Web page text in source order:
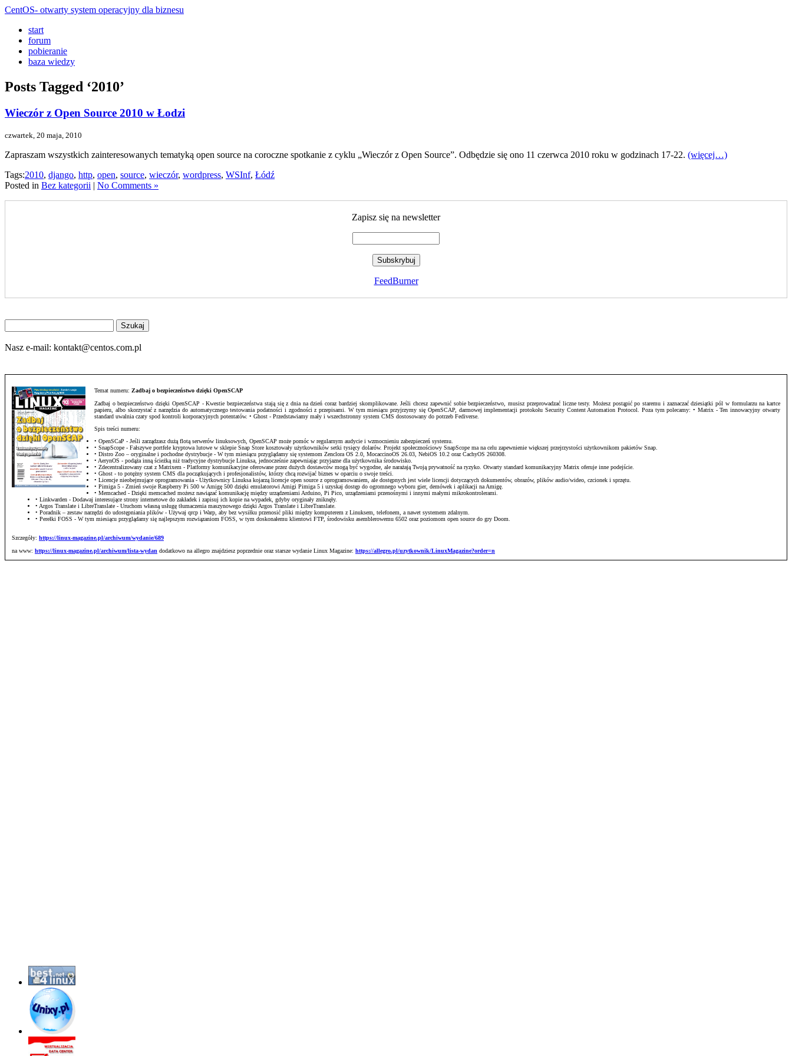
CentOS- otwarty system operacyjny dla biznesu
start
forum
pobieranie
baza wiedzy
Posts Tagged ‘2010’
Wieczór z Open Source 2010 w Łodzi
czwartek, 20 maja, 2010
Zapraszam wszystkich zainteresowanych tematyką open source na coroczne spotkanie z cyklu „Wieczór z Open Source”. Odbędzie się ono 11 czerwca 2010 roku w godzinach 17-22. (więcej…)
Tags:2010, django, http, open, source, wieczór, wordpress, WSInf, Łódź
Posted in Bez kategorii | No Comments »
Zapisz się na newsletter
FeedBurner
na
stronie
Nasz e-mail: kontakt@centos.com.pl
Temat numeru: Zadbaj o bezpieczeństwo dzięki OpenSCAP
Zadbaj o bezpieczeństwo dzięki OpenSCAP - Kwestie bezpieczeństwa stają się z dnia na dzień coraz bardziej skomplikowane. Jeśli chcesz zapewnić sobie bezpieczeństwo, musisz przeprowadzać liczne testy. Możesz postąpić po staremu i zaznaczać dziesiątki pól w formularzu na kartce
papieru, albo skorzystać z narzędzia do automatycznego testowania podatności i zgodności z przepisami. W tym miesiącu przyjrzymy się OpenSCAP, darmowej implementacji protokołu Security Content Automation Protocol. Poza tym polecamy: • Matrix - Ten innowacyjny otwarty
standard uwalnia czaty spod kontroli korporacyjnych potentatów. • Ghost - Przedstawiamy mały i wszechstronny system CMS dostosowany do potrzeb Fediverse.
Spis treści numeru:
• OpenSCaP - Jeśli zarządzasz dużą flotą serwerów linuksowych, OpenSCAP może pomóc w regularnym audycie i wzmocnieniu zabezpieczeń systemu.
• SnapScope - Fałszywe portfele kryptowa lutowe w sklepie Snap Store kosztowały użytkowników setki tysięcy dolarów. Projekt społecznościowy SnapScope ma na celu zapewnienie większej przejrzystości użytkownikom pakietów Snap.
• Distro Zoo – oryginalne i pochodne dystrybucje - W tym miesiącu przyglądamy się systemom Zenclora OS 2.0, MocaccinoOS 26.03, NebiOS 10.2 oraz CachyOS 260308.
• AerynOS - podąża inną ścieżką niż tradycyjne dystrybucje Linuksa, jednocześnie zapewniając przyjazne dla użytkownika środowisko.
• Zdecentralizowany czat z Matrixem - Platformy komunikacyjne oferowane przez dużych dostawców mogą być wygodne, ale narażają Twoją prywatność na ryzyko. Otwarty standard komunikacyjny Matrix oferuje inne podejście.
• Ghost - to potężny system CMS dla początkujących i profesjonalistów, którzy chcą rozwijać biznes w oparciu o swoje treści.
• Licencje nieobejmujące oprogramowania - Użytkownicy Linuksa kojarzą licencje open source z oprogramowaniem, ale dostępnych jest wiele licencji dotyczących dokumentów, obrazów, plików audio/wideo, czcionek i sprzętu.
• Pimiga 5 - Zmień swoje Raspberry Pi 500 w Amigę 500 dzięki emulatorowi Amigi Pimiga 5 i uzyskaj dostęp do ogromnego wyboru gier, demówek i aplikacji na Amigę.
• Memcached - Dzięki memcached możesz nawiązać komunikację między urządzeniami Arduino, Pi Pico, urządzeniami przenośnymi i innymi małymi mikrokontrolerami.
• Linkwarden - Dodawaj interesujące strony internetowe do zakładek i zapisuj ich kopie na wypadek, gdyby oryginały zniknęły.
• Argos Translate i LibreTranslate - Uruchom własną usługę tłumaczenia maszynowego dzięki Argos Translate i LibreTranslate.
• Poradnik – zestaw narzędzi do udostępniania plików - Używaj qrcp i Warp, aby bez wysiłku przenosić pliki między komputerem z Linuksem, telefonem, a nawet systemem zdalnym.
• Perełki FOSS - W tym miesiącu przyglądamy się najlepszym rozwiązaniom FOSS, w tym doskonałemu klientowi FTP, środowisku asemblerowemu 6502 oraz poziomom open source do gry Doom.
Szczegóły: https://linux-magazine.pl/archiwum/wydanie/689
na www: https://linux-magazine.pl/archiwum/lista-wydan dodatkowo na allegro znajdziesz poprzednie oraz starsze wydanie Linux Magazine: https://allegro.pl/uzytkownik/LinuxMagazine?order=n